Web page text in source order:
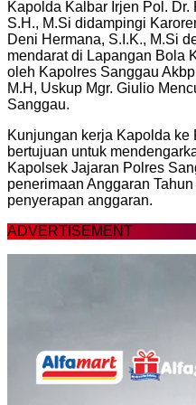
Kapolda Kalbar Irjen Pol.
S.H., M.Si didampingi
Deni Hermana, S.I.K., M.Si
mendarat di Lapangan Bola
oleh Kapolres Sanggau
M.H, Uskup Mgr. Giulio
Sanggau.
Kunjungan kerja Kapolda ke
bertujuan untuk
Kapolsek Jajaran Polres
penerimaan Anggaran
penyerapan anggaran.
ADVERTISEMENT